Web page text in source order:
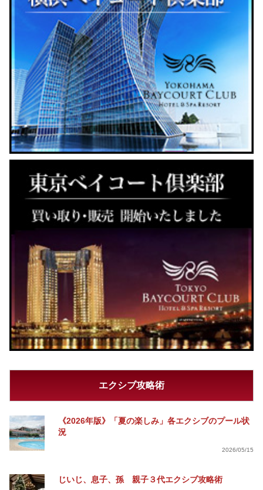
エクシブ攻略術
《2026年版》「夏の楽しみ」各エクシブのプール状
況
2026/05/15
じいじ、息子、孫 親子３代エクシブ攻略術